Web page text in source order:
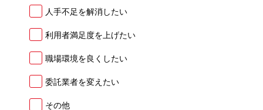
人手不足を解消したい
利用者満足度を上げたい
職場環境を良くしたい
委託業者を変えたい
その他